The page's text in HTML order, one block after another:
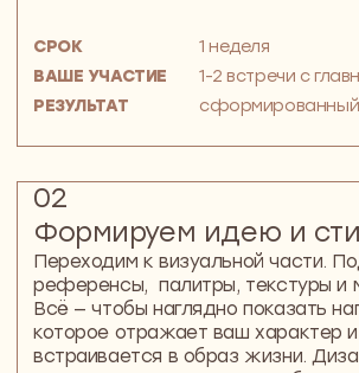
49 м²
ОДНОКОМНАТНАЯ КВАРТИРА
Наши проекты